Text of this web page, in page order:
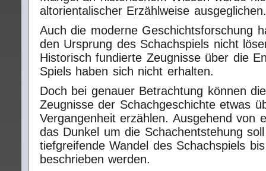
altorientalischer Erzählweise ausgeglichen.
Auch die moderne Geschichtsforschung
den Ursprung des Schachspiels nicht
Historisch fundierte Zeugnisse über die
Spiels haben sich nicht erhalten.
Doch bei genauer Betrachtung können
Zeugnisse der Schachgeschichte etwas
Vergangenheit erzählen. Ausgehend von
das Dunkel um die Schachentstehung
tiefgreifende Wandel des Schachspiels
beschrieben werden.